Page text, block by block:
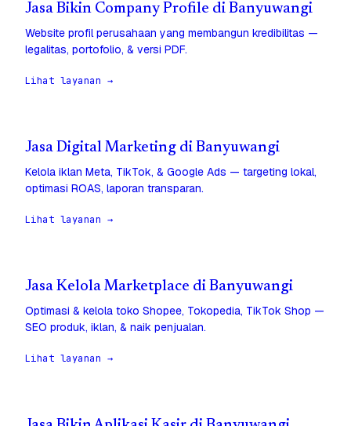
Jasa Bikin Company Profile di Banyuwangi
Website profil perusahaan yang membangun kredibilitas —
legalitas, portofolio, & versi PDF.
Lihat layanan →
Jasa Digital Marketing di Banyuwangi
Kelola iklan Meta, TikTok, & Google Ads — targeting lokal,
optimasi ROAS, laporan transparan.
Lihat layanan →
Jasa Kelola Marketplace di Banyuwangi
Optimasi & kelola toko Shopee, Tokopedia, TikTok Shop —
SEO produk, iklan, & naik penjualan.
Lihat layanan →